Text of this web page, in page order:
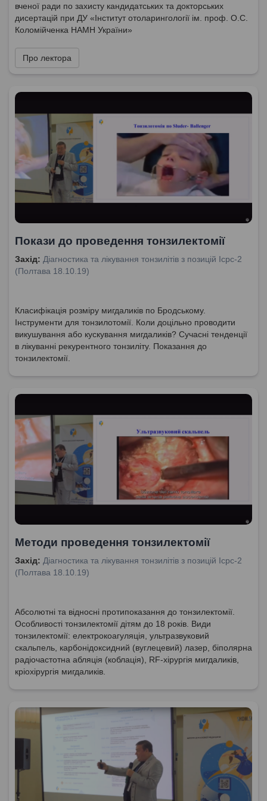
вченої ради по захисту кандидатських та докторських
дисертацій при ДУ «Інститут отоларингології ім. проф. О.С.
Коломійченка НАМН України»
Про лектора
Покази до проведення тонзилектомії
Захід: Діагностика та лікування тонзилітів з позицій Icpc-2
(Полтава 18.10.19)
Класифікація розміру мигдаликів по Бродському.
Інструменти для тонзилотомії. Коли доцільно проводити
викушування або кускування мигдаликів? Сучасні тенденції
в лікуванні рекурентного тонзиліту. Показання до
тонзилектомії.
Методи проведення тонзилектомії
Захід: Діагностика та лікування тонзилітів з позицій Icpc-2
(Полтава 18.10.19)
Абсолютні та відносні протипоказання до тонзилектомії.
Особливості тонзилектомії дітям до 18 років. Види
тонзилектомії: електрокоагуляція, ультразвуковий
скальпель, карбонідоксидний (вуглецевий) лазер, біполярна
радіочастотна абляція (коблація), RF-хірургія мигдаликів,
кріохірургія мигдаликів.